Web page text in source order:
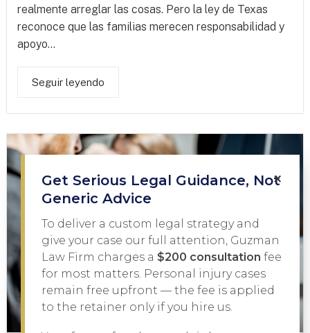
realmente arreglar las cosas. Pero la ley de Texas
reconoce que las familias merecen responsabilidad y
apoyo...
Seguir leyendo
×
Get Serious Legal Guidance, Not
Generic Advice
To deliver a custom legal strategy and
give your case our full attention, Guzman
Law Firm charges a $200 consultation fee
for most matters. Personal injury cases
remain free upfront — the fee is applied
to the retainer only if you hire us.